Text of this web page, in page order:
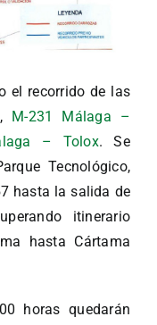
el recorrido de las
, M-231 Málaga –
– Tolox. Se
Tecnológico,
hasta la salida de
itinerario
hasta Cártama
horas quedarán